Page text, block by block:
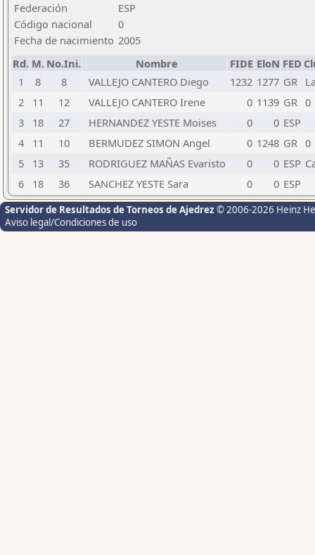
Federación
ESP
Código nacional
0
Fecha de nacimiento 2005
Rd. M. No.Ini. Nombre FIDE EloN FED
1
8 8 VALLEJO CANTERO Diego 1232 1277 GR
2
11 12 VALLEJO CANTERO Irene 0 1139 GR 0
3
18 27 HERNANDEZ YESTE Moises 0 0 ESP
4
11 10 BERMUDEZ SIMON Angel 0 1248 GR 0
5
13 35 RODRIGUEZ MAÑAS Evaristo 0 0 ESP
6
18 36 SANCHEZ YESTE Sara 0 0 ESP
Servidor de Resultados de Torneos de Ajedrez © 2006-2026 Heinz
Aviso legal/Condiciones de uso